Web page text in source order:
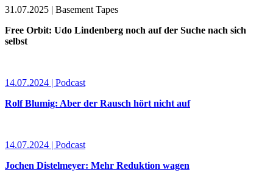
31.07.2025 | Basement Tapes
Free Orbit: Udo Lindenberg noch auf der Suche nach sich
selbst
14.07.2024 | Podcast
Rolf Blumig: Aber der Rausch hört nicht auf
14.07.2024 | Podcast
Jochen Distelmeyer: Mehr Reduktion wagen